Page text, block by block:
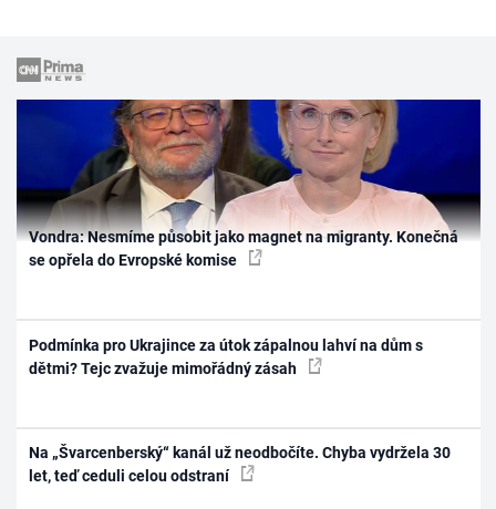
Vondra: Nesmíme působit jako magnet na migranty. Konečná
se opřela do Evropské komise
Podmínka pro Ukrajince za útok zápalnou lahví na dům s
dětmi? Tejc zvažuje mimořádný zásah
Na „Švarcenberský“ kanál už neodbočíte. Chyba vydržela 30
let, teď ceduli celou odstraní